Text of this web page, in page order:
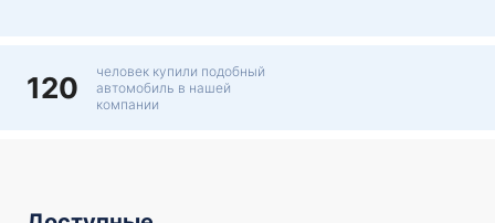
120
человек купили подобный
автомобиль в нашей
компании